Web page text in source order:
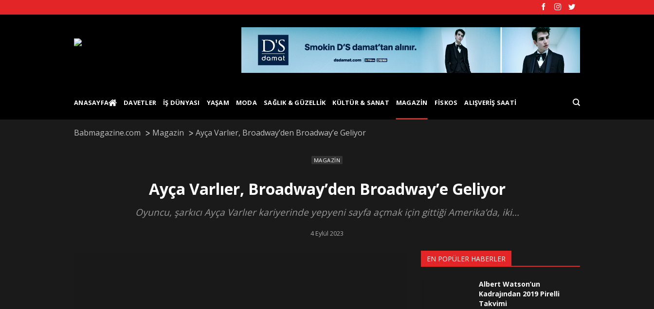
to
ANASAYFA DAVETLER İŞ DÜNYASI YAŞAM MODA SAĞLIK & GÜZELLIK KÜLTÜR & SANAT MAGAZIN FISKOS ALIŞVERIŞ SAATI
Babmagazine.com Magazin Ayça Varlıer, Broadway’den Broadway’e Geliyor
MAGAZIN
Ayça Varlıer, Broadway’den Broadway’e Geliyor
Oyuncu, şarkıcı Ayça Varlıer kariyerinde yepyeni sayfa açmak için gittiği Amerika’da, iki...
4 Eylül 2023
EN POPÜLER HABERLER
Albert Watson’un
Kadrajından 2019 Pirelli
Takvimi